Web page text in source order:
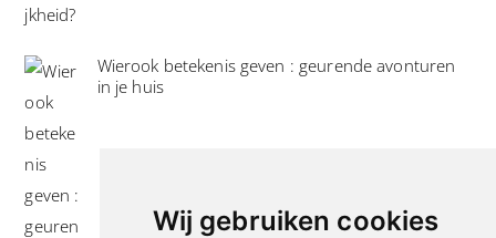
Wij gebruiken cookies
Wierook betekenis geven : geurende avonturen
in je huis